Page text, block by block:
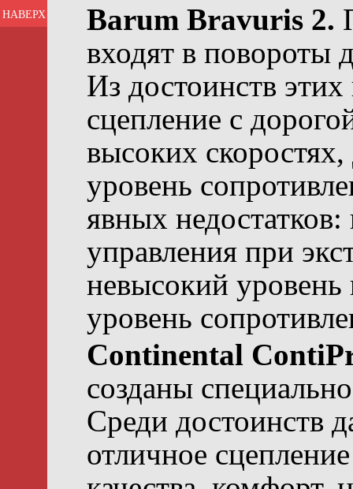
Barum Bravuris 2.
входят в повороты
Из достоинств
сцепление с
высоких
уровень
явных
управления при
невысокий
уровень
Continental
созданы
Среди достоинств
отличное
НАВЕРХ